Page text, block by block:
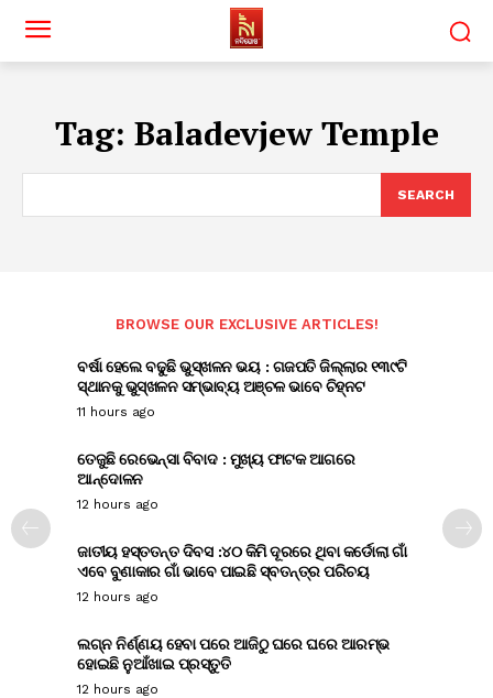
Tag: Baladevjew Temple
SEARCH
BROWSE OUR EXCLUSIVE ARTICLES!
ବର୍ଷା ହେଲେ ବଢୁଛି ଭୁସ୍ଖଳନ ଭୟ : ଗଜପତି ଜିଲ୍ଲାର ୧୩୯ଟି
ସ୍ଥାନକୁ ଭୁସ୍ଖଳନ ସମ୍ଭାବ୍ୟ ଅଞ୍ଚଳ ଭାବେ ଚିହ୍ନଟ
11 hours ago
ତେଜୁଛି ରେଭେନ୍ସା ବିବାଦ : ମୁଖ୍ୟ ଫାଟକ ଆଗରେ
ଆନ୍ଦୋଳନ
12 hours ago
ଜାତୀୟ ହସ୍ତତନ୍ତ ଦିବସ :୪୦ କିମି ଦୂରରେ ଥିବା କର୍ଡୋଲା ଗାଁ
ଏବେ ବୁଣାକାର ଗାଁ ଭାବେ ପାଇଛି ସ୍ବତନ୍ତ୍ର ପରିଚୟ
12 hours ago
ଲଗ୍ନ ନିର୍ଣ୍ଣୟ ହେବା ପରେ ଆଜିଠୁ ଘରେ ଘରେ ଆରମ୍ଭ
ହୋଇଛି ନୁଆଁଖାଇ ପ୍ରସ୍ତୁତି
12 hours ago